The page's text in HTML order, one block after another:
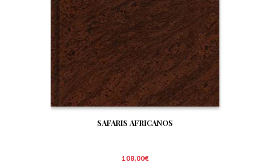
SAFARIS AFRICANOS
108,00€